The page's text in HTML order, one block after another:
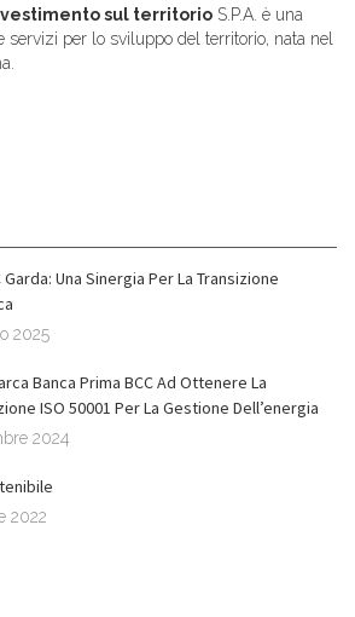
sul territorio S.P.A. è una
servizi per lo sviluppo del territorio, nata nel
Garda: Una Sinergia Per La Transizione
2025
Banca Prima BCC Ad Ottenere La
ISO 50001 Per La Gestione Dell’energia
2024
2022